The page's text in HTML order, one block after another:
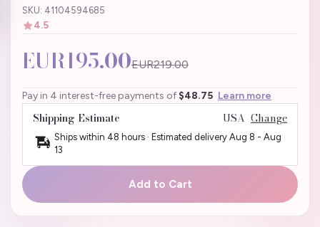
SKU: 41104594685
4.5
EUR195.00EUR219.00
Pay in 4 interest-free payments of $48.75 Learn more
Shipping Estimate USA Change
Ships within 48 hours · Estimated delivery Aug 8 - Aug
13
Add to Cart